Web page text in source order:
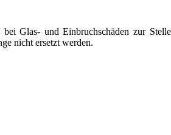
Glas- und Einbruchschäden zur
nicht ersetzt werden.